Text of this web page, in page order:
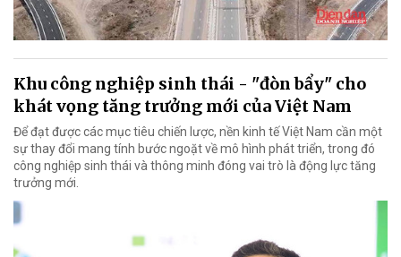
Khu công nghiệp sinh thái - "đòn bẩy" cho
khát vọng tăng trưởng mới của Việt Nam
Để đạt được các mục tiêu chiến lược, nền kinh tế Việt Nam cần một
sự thay đổi mang tính bước ngoặt về mô hình phát triển, trong đó
công nghiệp sinh thái và thông minh đóng vai trò là động lực tăng
trưởng mới.